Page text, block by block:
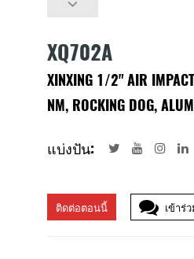
XQ702A
XINXING 1/2" AIR
NM, ROCKING DOG,
แบ่งปัน:
ติดต่อตอนนี้ เข้าร่